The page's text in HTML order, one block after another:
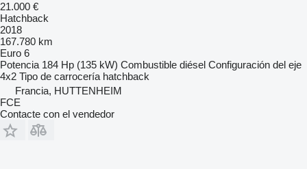
21.000 €
Hatchback
2018
167.780 km
Euro 6
Potencia 184 Hp (135 kW) Combustible diésel Configuración del eje
4x2 Tipo de carrocería hatchback
Francia, HUTTENHEIM
FCE
Contacte con el vendedor